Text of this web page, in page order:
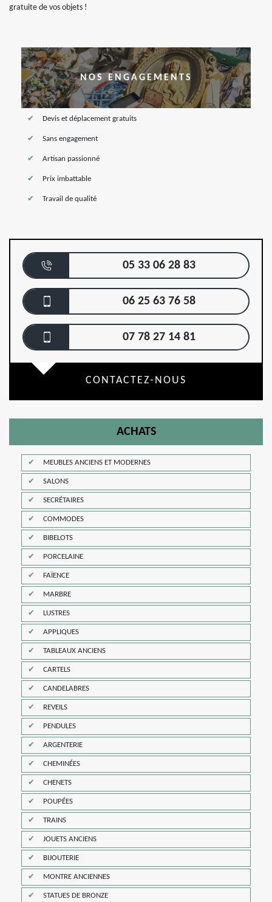
gratuite de vos objets !
NOS ENGAGEMENTS
Devis et déplacement gratuits
Sans engagement
Artisan passionné
Prix imbattable
Travail de qualité
05 33 06 28 83
06 25 63 76 58
07 78 27 14 81
CONTACTEZ-NOUS
ACHATS
MEUBLES ANCIENS ET MODERNES
SALONS
SECRÉTAIRES
COMMODES
BIBELOTS
PORCELAINE
FAÏENCE
MARBRE
LUSTRES
APPLIQUES
TABLEAUX ANCIENS
CARTELS
CANDELABRES
REVEILS
PENDULES
ARGENTERIE
CHEMINÉES
CHENETS
POUPÉES
TRAINS
JOUETS ANCIENS
BIJOUTERIE
MONTRE ANCIENNES
STATUES DE BRONZE